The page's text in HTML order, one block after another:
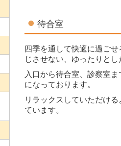
待合室
四季を通して快適に過ご
じさせない、ゆったりとし
入口から待合室、診察室
になっております。
リラックスしていただけ
ています。